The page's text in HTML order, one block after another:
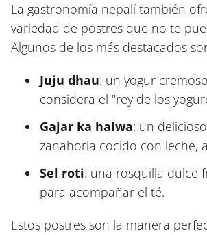
La gastronomía nepalí también
variedad de postres que no te
Algunos de los más destacados
Juju dhau: un yogur
considera el "rey de los
Gajar ka halwa: un
zanahoria cocido con leche,
Sel roti: una rosquilla dulce
para acompañar el té.
Estos postres son la manera